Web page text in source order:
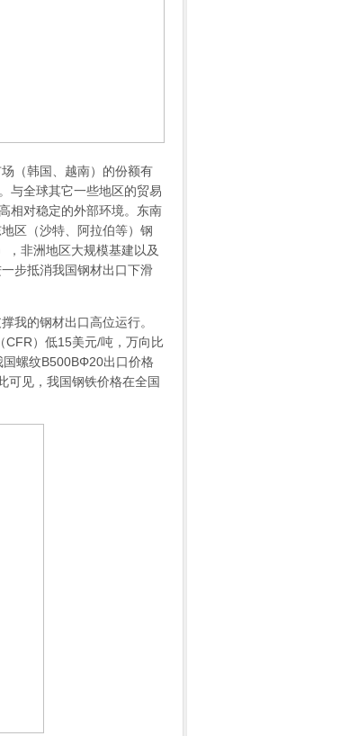
（韩国、越南）的份额有
与全球其它一些地区的贸易
相对稳定的外部环境。东南
区（沙特、阿拉伯等）钢
，非洲地区大规模基建以及
步抵消我国钢材出口下滑
的钢材出口高位运行。
）低15美元/吨， 万向 比
螺纹B500BΦ20出口价格
可见，我国钢铁价格在全国